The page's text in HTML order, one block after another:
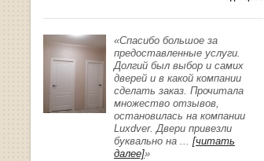
«Спасибо большое за
предоставленные услуги.
Долгий был выбор и самих
дверей и в какой компании
сделать заказ. Прочитала
множество отзывов,
остановилась на компании
Luxdver. Двери привезли
буквально на ... [читать
далее]»